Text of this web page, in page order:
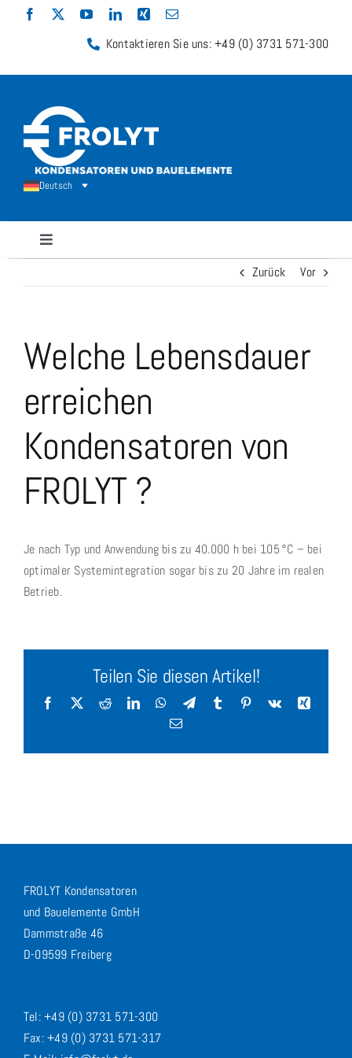
Kontaktieren Sie uns: +49 (0) 3731 571-300
Deutsch
Navigation
Sondermaschinenbau
Stromversorgungsanlagen
Rollenschneiden
Kontakt & Vertrieb
Zurück Vor
Welche Lebensdauer
erreichen
Kondensatoren von
FROLYT ?
Je nach Typ und Anwendung bis zu 40.000 h bei 105 °C – bei
optimaler Systemintegration sogar bis zu 20 Jahre im realen
Betrieb.
Teilen Sie diesen Artikel!
Facebook
X RedditLinkedInWhatsApp
TelegramTumblr Pinterest
Vk
Xing
E-
FROLYT Kondensatoren
und Bauelemente GmbH
Dammstraße 46
D-09599 Freiberg
Tel: +49 (0) 3731 571-300
Fax: +49 (0) 3731 571-317